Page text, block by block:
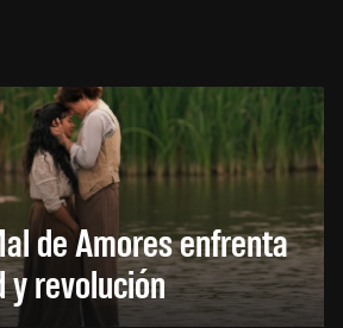
de Amores enfrenta
y revolución